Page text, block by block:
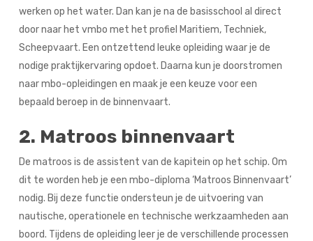
werken op het water. Dan kan je na de basisschool al direct
door naar het vmbo met het profiel Maritiem, Techniek,
Scheepvaart. Een ontzettend leuke opleiding waar je de
nodige praktijkervaring opdoet. Daarna kun je doorstromen
naar mbo-opleidingen en maak je een keuze voor een
bepaald beroep in de binnenvaart.
2. Matroos binnenvaart
De matroos is de assistent van de kapitein op het schip. Om
dit te worden heb je een mbo-diploma ‘Matroos Binnenvaart’
nodig. Bij deze functie ondersteun je de uitvoering van
nautische, operationele en technische werkzaamheden aan
boord. Tijdens de opleiding leer je de verschillende processen